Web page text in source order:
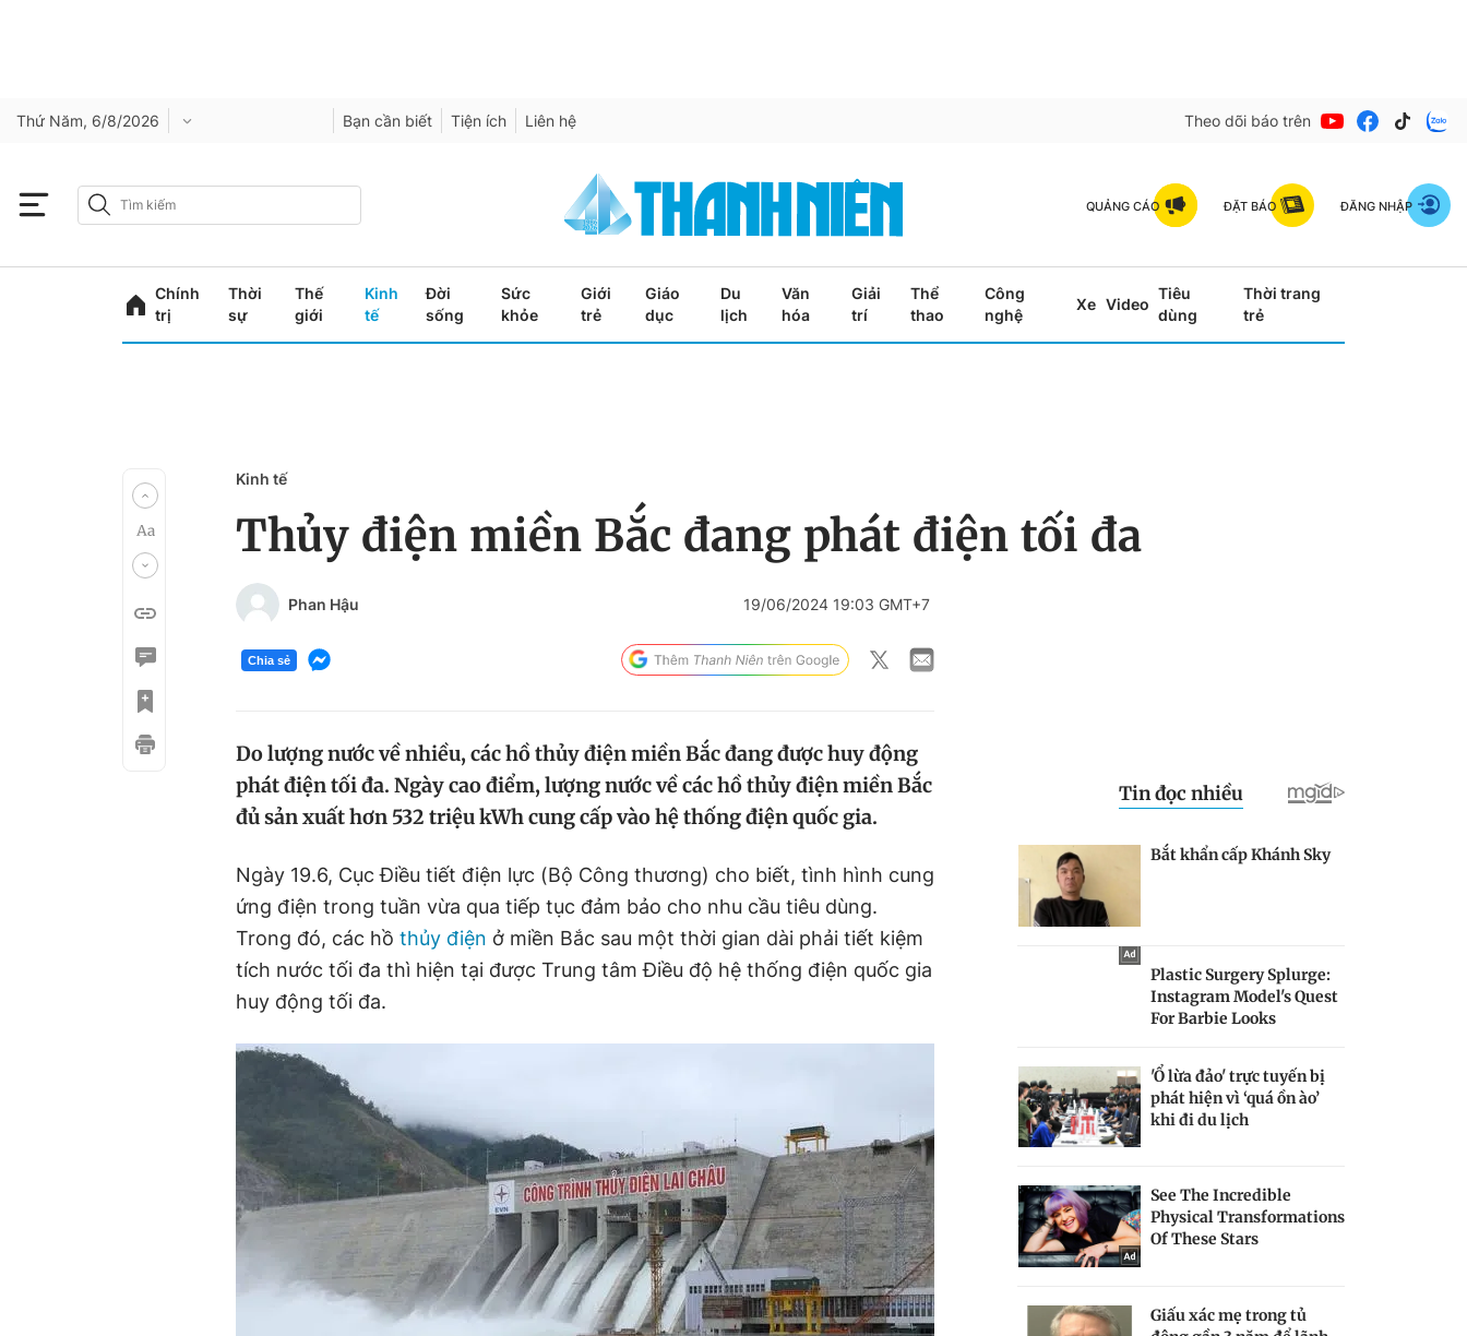
Thứ Năm, 6/8/2026 Bạn cần biết Tiện ích Liên hệ Theo dõi báo trên
QUẢNG CÁO ĐẶT BÁO ĐĂNG NHẬP
Chính
trị
Thời
sự
Thế
giới
Kinh
tế
Đời
sống
Sức
khỏe
Giới
trẻ
Giáo
dục
Du
lịch
Văn
hóa
Giải
trí
Thể
thao
Công
nghệ
Xe Video
Tiêu
dùng
Thời trang
trẻ
Kinh tế
Thủy điện miền Bắc đang phát điện tối đa
Phan Hậu 19/06/2024 19:03 GMT+7
Chia sẻ
Do lượng nước về nhiều, các hồ thủy điện miền Bắc đang được huy động
phát điện tối đa. Ngày cao điểm, lượng nước về các hồ thủy điện miền Bắc
đủ sản xuất hơn 532 triệu kWh cung cấp vào hệ thống điện quốc gia.
Ngày 19.6, Cục Điều tiết điện lực (Bộ Công thương) cho biết, tình hình cung
ứng điện trong tuần vừa qua tiếp tục đảm bảo cho nhu cầu tiêu dùng.
Trong đó, các hồ thủy điện ở miền Bắc sau một thời gian dài phải tiết kiệm
tích nước tối đa thì hiện tại được Trung tâm Điều độ hệ thống điện quốc gia
huy động tối đa.